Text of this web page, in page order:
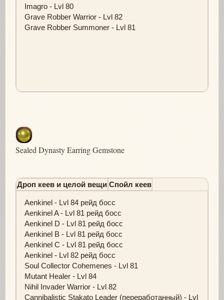
Imagro - Lvl 80
Grave Robber Warrior - Lvl 82
Grave Robber Summoner - Lvl 81
Sealed Dynasty Earring Gemstone
Дроп кеев и целой вещи Спойл кеев
Aenkinel - Lvl 84 рейд босс
Aenkinel A - Lvl 81 рейд босс
Aenkinel D - Lvl 81 рейд босс
Aenkinel B - Lvl 81 рейд босс
Aenkinel C - Lvl 81 рейд босс
Aenkinel - Lvl 82 рейд босс
Soul Collector Cohemenes - Lvl 81
Mutant Healer - Lvl 84
Nihil Invader Warrior - Lvl 82
Cannibalistic Stakato Leader (переработанный) - Lvl